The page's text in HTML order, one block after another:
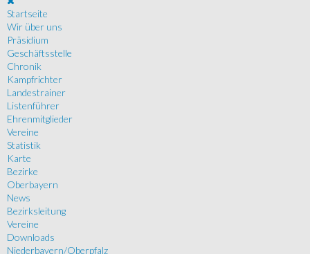
Startseite
Wir über uns
Präsidium
Geschäftsstelle
Chronik
Kampfrichter
Landestrainer
Listenführer
Ehrenmitglieder
Vereine
Statistik
Karte
Bezirke
Oberbayern
News
Bezirksleitung
Vereine
Downloads
Niederbayern/Oberpfalz